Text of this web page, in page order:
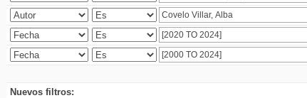
Nuevos filtros: